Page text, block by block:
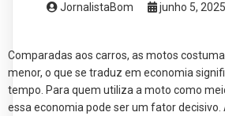
JornalistaBom junho 5, 2025
Comparadas aos carros, as motos
menor, o que se traduz em economia
tempo. Para quem utiliza a moto como
essa economia pode ser um fator decisivo.